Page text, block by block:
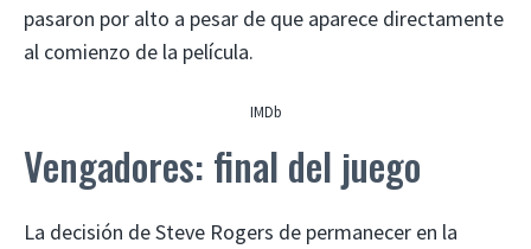
pasaron por alto a pesar de que aparece directamente
al comienzo de la película.
IMDb
Vengadores: final del juego
La decisión de Steve Rogers de permanecer en la